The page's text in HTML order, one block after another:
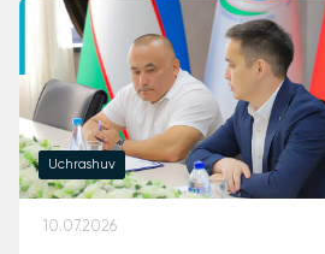
Uchrashuv
10.07.2026